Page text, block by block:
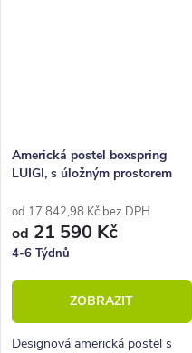
Americká postel boxspring
LUIGI, s úložným prostorem
od 17 842,98 Kč bez DPH
od 21 590 Kč
4-6 Týdnů
ZOBRAZIT
Designová americká postel s